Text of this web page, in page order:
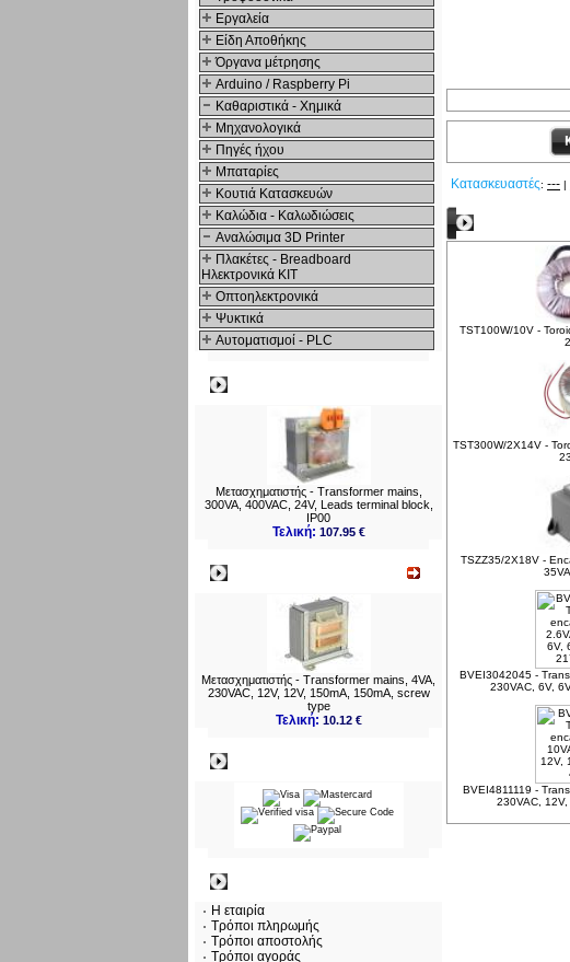
Εργαλεία
Είδη Αποθήκης
Όργανα μέτρησης
Arduino / Raspberry Pi
Καθαριστικά - Χημικά
Μηχανολογικά
Πηγές ήχου
Μπαταρίες
Κουτιά Κατασκευών
Καλώδια - Καλωδιώσεις
Αναλώσιμα 3D Printer
Πλακέτες - Breadboard
Ηλεκτρονικά ΚΙΤ
Οπτοηλεκτρονικά
Ψυκτικά
Αυτοματισμοί - PLC
Μετασχηματιστής - Transformer mains,
300VA, 400VAC, 24V, Leads terminal block,
IP00
Τελική: 107.95 €
Μετασχηματιστής - Transformer mains, 4VA,
230VAC, 12V, 12V, 150mA, 150mA, screw
type
Τελική: 10.12 €
Η εταιρία
Τρόποι πληρωμής
Τρόποι αποστολής
Τρόποι αγοράς
Κατασκευαστές: --- |
TST100W/10V -
TST300W/2X14V -
TSZZ35/2X18V -
BVEI3042045 -
230VAC, 6V,
BVEI4811119 -
230VAC,